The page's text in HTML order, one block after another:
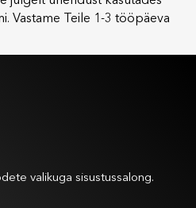
Vastame Teile 1-3 tööpäeva
valikuga sisustussalong.